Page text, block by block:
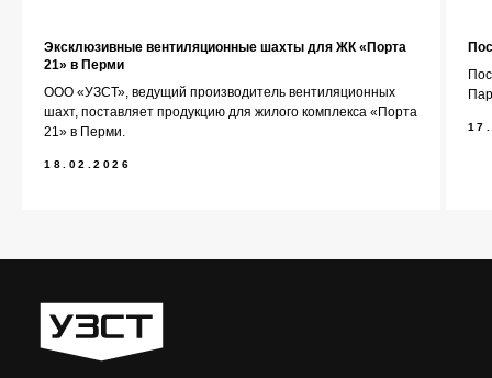
Эксклюзивные вентиляционные шахты для ЖК «Порта
21» в Перми
ООО «УЗСТ», ведущий производитель вентиляционных
шахт, поставляет продукцию для жилого комплекса «Порта
21» в Перми.
18.02.2026
+7 (343) 227-22-20
«УЗСТ» 2026
Сайт сделали — СайтДирект